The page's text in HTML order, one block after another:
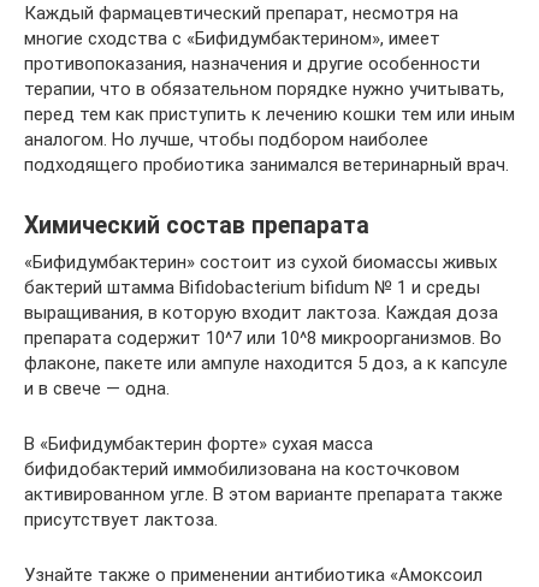
Каждый фармацевтический препарат, несмотря на
многие сходства с «Бифидумбактерином», имеет
противопоказания, назначения и другие особенности
терапии, что в обязательном порядке нужно учитывать,
перед тем как приступить к лечению кошки тем или иным
аналогом. Но лучше, чтобы подбором наиболее
подходящего пробиотика занимался ветеринарный врач.
Химический состав препарата
«Бифидумбактерин» состоит из сухой биомассы живых
бактерий штамма Bifidobacterium bifidum № 1 и среды
выращивания, в которую входит лактоза. Каждая доза
препарата содержит 10^7 или 10^8 микроорганизмов. Во
флаконе, пакете или ампуле находится 5 доз, а к капсуле
и в свече — одна.
В «Бифидумбактерин форте» сухая масса
бифидобактерий иммобилизована на косточковом
активированном угле. В этом варианте препарата также
присутствует лактоза.
Узнайте также о применении антибиотика «Амоксоил